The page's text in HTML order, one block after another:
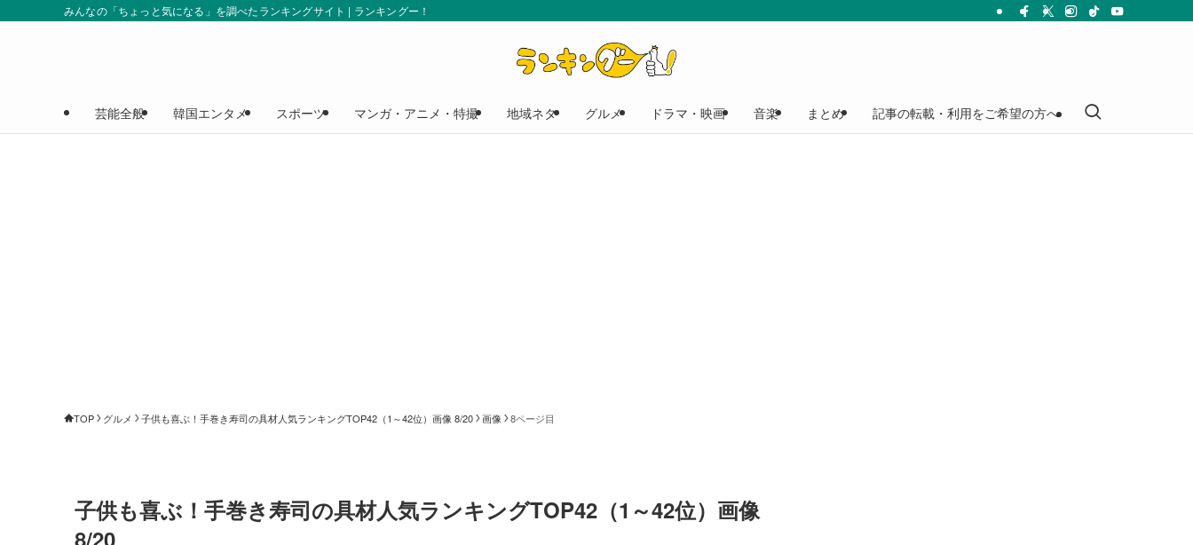
みんなの「ちょっと気になる」を調べたランキングサイト | ランキングー！
芸能全般 韓国エンタメ スポーツ マンガ・アニメ・特撮 地域ネタ グルメ ドラマ・映画 音楽 まとめ 記事の転載・利用をご希望の方へ
TOP グルメ 子供も喜ぶ！手巻き寿司の具材人気ランキングTOP42（1～42位）画像 8/20 画像 8ページ目
子供も喜ぶ！手巻き寿司の具材人気ランキングTOP42（1～42位）画像
8/20